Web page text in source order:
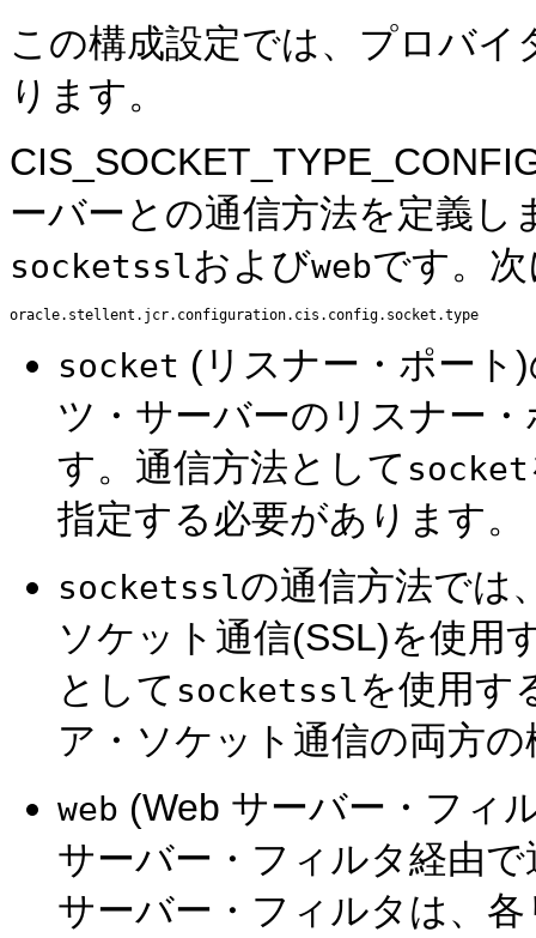
この構成設定では、プロバ
ります。
ーバーとの通信方法を定義し
socketsslおよびwebです。
socket (リスナー・ポート
ツ・サーバーのリスナー
す。通信方法として socket
指定する必要があります。
socketsslの通信方法では
ソケット通信(SSL)を使用
として socketsslを使用す
ア・ソケット通信の両方
web (Web サーバー・フィ
サーバー・フィルタ経由
サーバー・フィルタは、